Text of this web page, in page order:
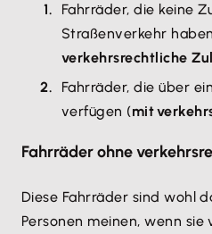
Fahrräder, die keine
Straßenverkehr
verkehrsrechtliche
Fahrräder, die über
verfügen (mit
Fahrräder ohne
Diese Fahrräder sind wohl
Personen meinen, wenn sie